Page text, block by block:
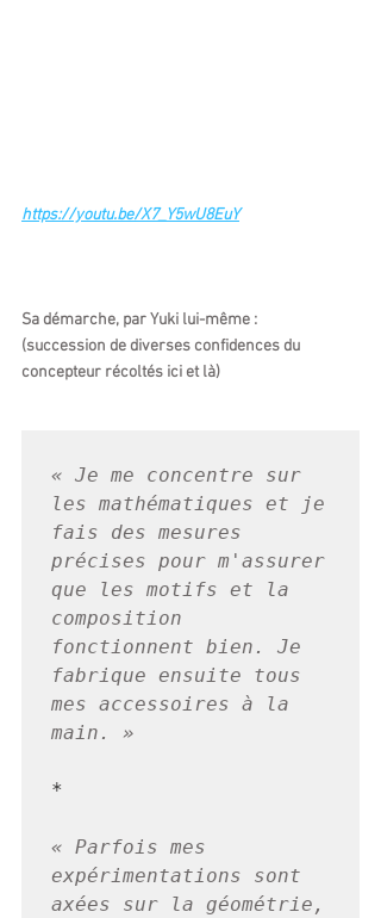
https://youtu.be/X7_Y5wU8EuY
Sa démarche, par Yuki lui-même :
(succession de diverses confidences du
concepteur récoltés ici et là)
« Je me concentre sur
les mathématiques et je
fais des mesures
précises pour m'assurer
que les motifs et la
composition
fonctionnent bien. Je
fabrique ensuite tous
mes accessoires à la
main. »
*
« Parfois mes
expérimentations sont
axées sur la géométrie,